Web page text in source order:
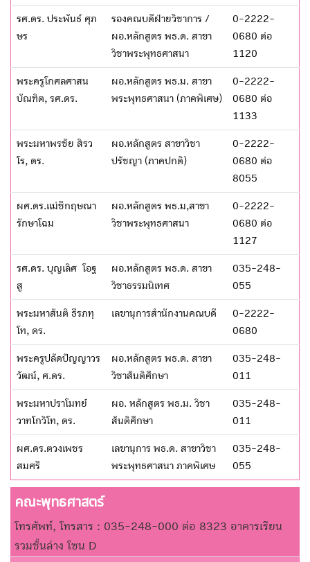
รศ.ดร. ประพันธ์ ศุภ
ษร
รองคณบดีฝ่ายวิชาการ /
ผอ.หลักสูตร พธ.ด. สาขา
วิชาพระพุทธศาสนา
0-2222-
0680 ต่อ
1120
พระครูโกศลศาสน
บัณฑิต, รศ.ดร.
ผอ.หลักสูตร พธ.ม. สาขา
พระพุทธศาสนา (ภาคพิเศษ)
0-2222-
0680 ต่อ
1133
พระมหาพรชัย สิรว
โร, ดร.
ผอ.หลักสูตร สาขาวิชา
ปรัชญา (ภาคปกติ)
0-2222-
0680 ต่อ
8055
ผศ.ดร.แม่ชีกฤษณา
รักษาโฉม
ผอ.หลักสูตร พธ.ม,สาขา
วิชาพระพุทธศาสนา
0-2222-
0680 ต่อ
1127
รศ.ดร. บุญเลิศ โอฐ
สู
ผอ.หลักสูตร พธ.ด. สาขา
วิชาธรรมนิเทศ
035-248-
055
พระมหาสันติ ธีรภทฺ
โท, ดร.
เลขานุการสำนักงานคณบดี
0-2222-
0680
พระครูปลัดปัญญาวร
วัฒน์, ศ.ดร.
ผอ.หลักสูตร พธ.ด. สาขา
วิชาสันติศึกษา
035-248-
011
พระมหาปราโมทย์
วาทโกวิโท, ดร.
ผอ. หลักสูตร พธ.ม. วิชา
สันติศึกษา
035-248-
011
ผศ.ดร.ตวงเพชร
สมศรี
เลขานุการ พธ.ด. สาขาวิชา
พระพุทธศาสนา ภาคพิเศษ
035-248-
055
คณะพุทธศาสตร์
โทรศัพท์, โทรสาร : 035-248-000 ต่อ 8323 อาคารเรียน
รวมชั้นล่าง โซน D